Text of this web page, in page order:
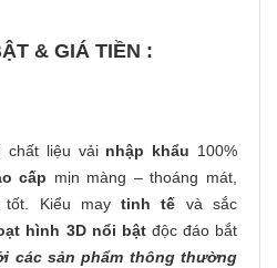
& GIÁ TIỀN :
liệu vải nhập khẩu 100%
cấp mịn màng – thoáng mát,
tốt. Kiểu maytinh tế và sắc
hình 3D nổi bật độc đáo bắt
các sản phẩm thông thường